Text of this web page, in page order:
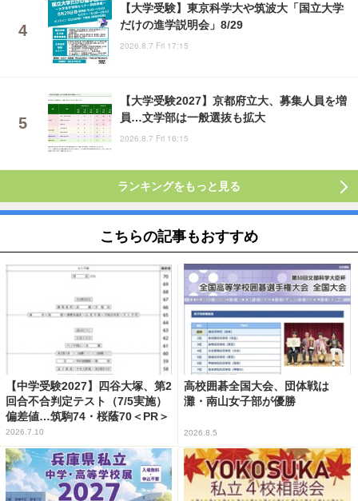
【大学受験】東京科学大や筑波大「国立大学
だけの進学説明会」8/29
2026.8.7 Fri 17:15
【大学受験2027】京都府立大、募集人員を増
員…文学部は一般選抜も拡大
2026.8.7 Fri 16:15
ランキングをもっと見る
こちらの記事もおすすめ
【中学受験2027】四谷大塚、第2
回合不合判定テスト（7/5実施）
偏差値…筑駒74・桜蔭70＜PR＞
2026.7.10
高校囲碁全国大会、団体戦は
灘・南山女子部が優勝
2026.8.5